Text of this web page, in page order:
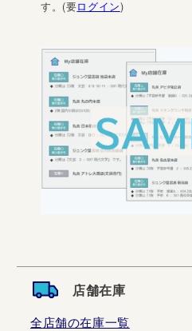
す。(要ログイン)
店舗在庫
全店舗の在庫一覧